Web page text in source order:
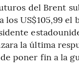
del Brent
los US$105,99 el
la última
poner fin a la